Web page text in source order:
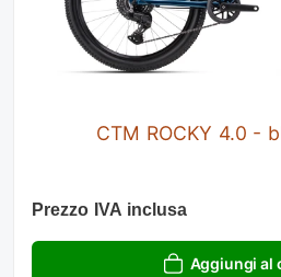
CTM ROCKY 4.0 -
Prezzo IVA inclusa
Aggiungi al